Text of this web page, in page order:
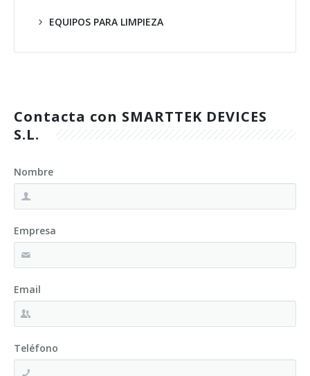
EQUIPOS PARA LIMPIEZA
Contacta con SMARTTEK DEVICES
S.L.
Nombre
Empresa
Email
Teléfono